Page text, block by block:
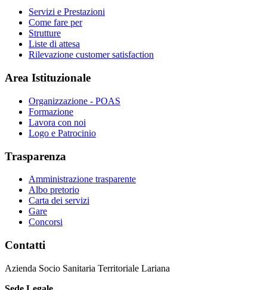
Servizi e Prestazioni
Come fare per
Strutture
Liste di attesa
Rilevazione customer satisfaction
Area Istituzionale
Organizzazione - POAS
Formazione
Lavora con noi
Logo e Patrocinio
Trasparenza
Amministrazione trasparente
Albo pretorio
Carta dei servizi
Gare
Concorsi
Contatti
Azienda Socio Sanitaria Territoriale Lariana